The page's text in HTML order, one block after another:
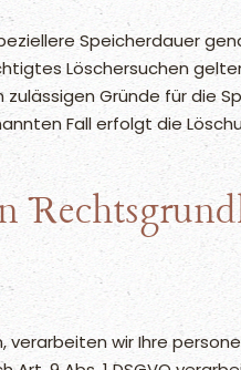
Speicherdauer
Löschersuchen
Gründe für die
Fall erfolgt die
wir Ihre